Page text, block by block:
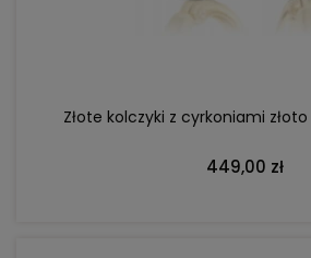
Złote kolczyki z cyrkoniami
449,00 zł